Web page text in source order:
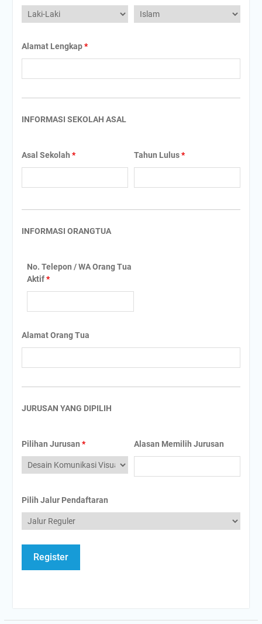
Alamat Lengkap*
INFORMASI SEKOLAH ASAL
Asal Sekolah * Tahun Lulus*
INFORMASI ORANGTUA
No. Telepon / WA Orang Tua
Aktif*
Alamat Orang Tua
JURUSAN YANG DIPILIH
Pilihan Jurusan * Alasan Memilih Jurusan
Pilih Jalur Pendaftaran